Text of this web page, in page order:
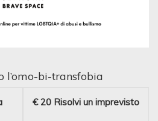
l’omo-bi-transfobia
€ 20 Risolvi un imprevisto